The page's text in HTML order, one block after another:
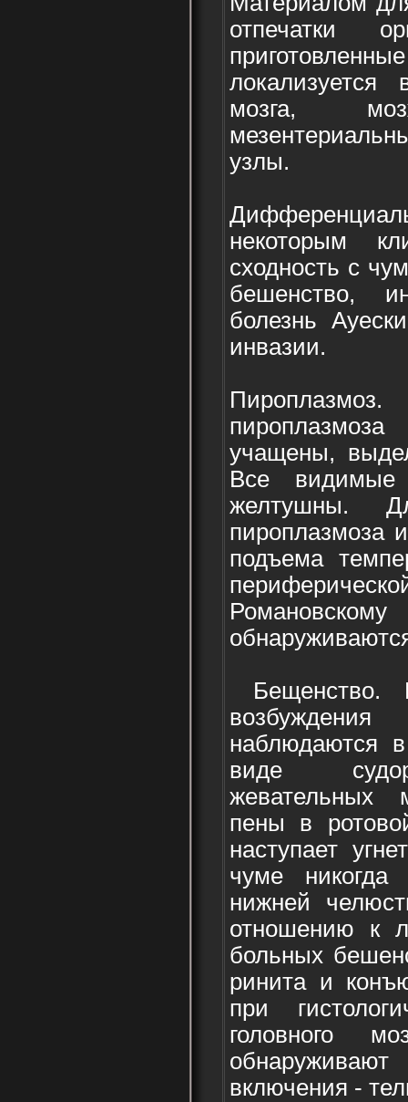
отпечатки
локализуется
мозга,
узлы.
некоторым
сходность с
бешенство,
болезнь
инвазии.
учащены,
Все видимые
желтушны.
пироплазмоза
подъема
Бещенство.
наблюдаются
виде
пены в
наступает
чуме
нижней
отношению к
больных
ринита и
при
головного
включения -